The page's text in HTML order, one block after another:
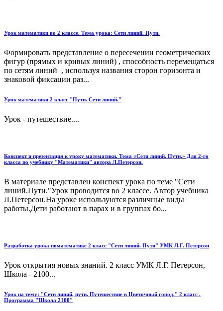
Урок математики во 2 классе. Тема урока: Сети линий. Пути.
Формировать представление о пересечении геометрических
фигур (прямых и кривых линий) , способность перемещаться
по сетям линий , используя названия сторон горизонта и
знаковой фиксации раз...
Урок математики 2 класс "Пути. Сети линий."
Урок - путешествие....
Конспект и презентация к уроку математики. Тема «Сети линий. Пути.» Для 2-го
класса по учебнику "Математики" автора Л.Петерсон.
В материале представлен конспект урока по теме "Сети
линий.Пути."Урок проводится во 2 классе. Автор учебника
Л.Петерсон.На уроке используются различные виды
работы.Дети работают в парах и в группах бо...
Разработка урока поматематике 2 класс "Сети линий. Пути" УМК Л.Г. Петерсон
Урок открытия новых знаний. 2 класс УМК Л.Г. Петерсон,
Школа - 2100...
Урок на тему: "Сети линий, пути. Путешествие в Цветочный город." 2 класс .
Программа "Школа 2100"